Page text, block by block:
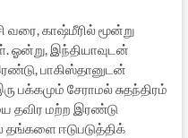
வரை, காஷ்மீரில் மூன்று
ஓன்று, இந்தியாவுடன்
பாகிஸ்தானுடன்
பக்கமும் சேராமல் சுதந்திரம்
தவிர மற்ற இரண்டு
தங்களை ஈடுபடுத்திக்